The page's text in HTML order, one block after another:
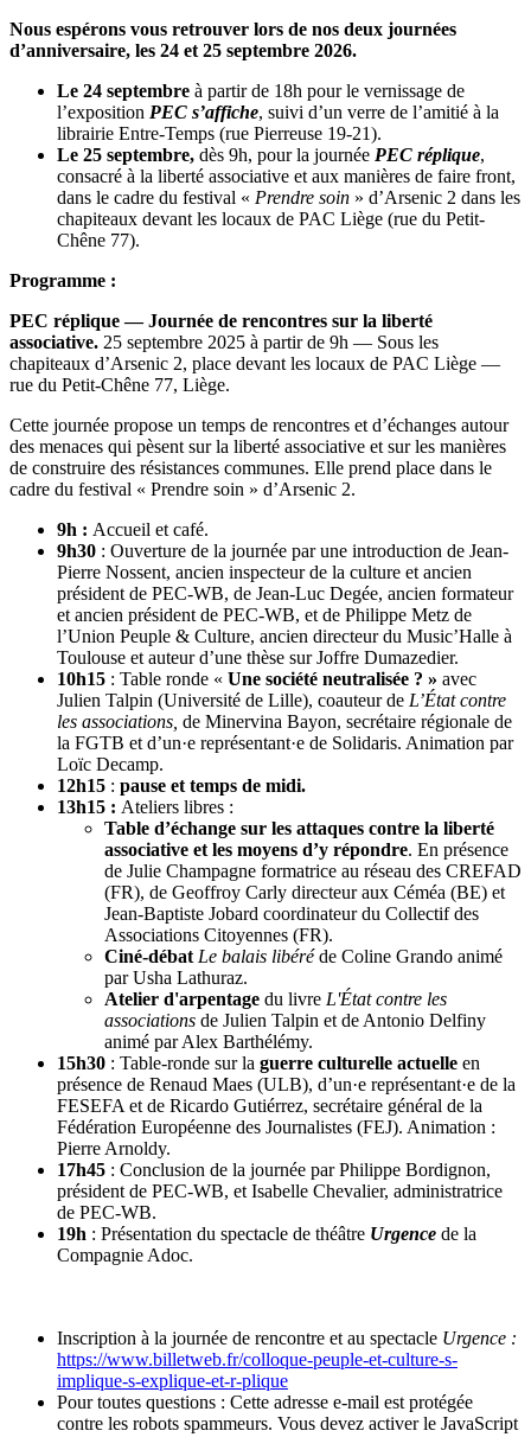
Nous espérons vous retrouver lors de nos deux journées
d’anniversaire, les 24 et 25 septembre 2026.
Le 24 septembre à partir de 18h pour le vernissage de
l’exposition PEC s’affiche, suivi d’un verre de l’amitié à la
librairie Entre-Temps (rue Pierreuse 19-21).
Le 25 septembre, dès 9h, pour la journée PEC réplique,
consacré à la liberté associative et aux manières de faire front,
dans le cadre du festival « Prendre soin » d’Arsenic 2 dans les
chapiteaux devant les locaux de PAC Liège (rue du Petit-
Chêne 77).
Programme :
PEC réplique — Journée de rencontres sur la liberté
associative. 25 septembre 2025 à partir de 9h — Sous les
chapiteaux d’Arsenic 2, place devant les locaux de PAC Liège —
rue du Petit-Chêne 77, Liège.
Cette journée propose un temps de rencontres et d’échanges autour
des menaces qui pèsent sur la liberté associative et sur les manières
de construire des résistances communes. Elle prend place dans le
cadre du festival « Prendre soin » d’Arsenic 2.
9h : Accueil et café.
9h30 : Ouverture de la journée par une introduction de Jean-
Pierre Nossent, ancien inspecteur de la culture et ancien
président de PEC-WB, de Jean-Luc Degée, ancien formateur
et ancien président de PEC-WB, et de Philippe Metz de
l’Union Peuple & Culture, ancien directeur du Music’Halle à
Toulouse et auteur d’une thèse sur Joffre Dumazedier.
10h15 : Table ronde « Une société neutralisée ? » avec
Julien Talpin (Université de Lille), coauteur de L’État contre
les associations, de Minervina Bayon, secrétaire régionale de
la FGTB et d’un·e représentant·e de Solidaris. Animation par
Loïc Decamp.
12h15 : pause et temps de midi.
13h15 : Ateliers libres :
Table d’échange sur les attaques contre la liberté
associative et les moyens d’y répondre. En présence
de Julie Champagne formatrice au réseau des CREFAD
(FR), de Geoffroy Carly directeur aux Céméa (BE) et
Jean-Baptiste Jobard coordinateur du Collectif des
Associations Citoyennes (FR).
Ciné-débat Le balais libéréde Coline Grando animé
par Usha Lathuraz.
Atelier d'arpentage du livre L'État contre les
associations de Julien Talpin et de Antonio Delfiny
animé par Alex Barthélémy.
15h30 : Table-ronde sur la guerre culturelle actuelle en
présence de Renaud Maes (ULB), d’un·e représentant·e de la
FESEFA et de Ricardo Gutiérrez, secrétaire général de la
Fédération Européenne des Journalistes (FEJ). Animation :
Pierre Arnoldy.
17h45 : Conclusion de la journée par Philippe Bordignon,
président de PEC-WB, et Isabelle Chevalier, administratrice
de PEC-WB.
19h : Présentation du spectacle de théâtre Urgence de la
Compagnie Adoc.
Inscription à la journée de rencontre et au spectacle Urgence :
https://www.billetweb.fr/colloque-peuple-et-culture-s-
implique-s-explique-et-r-plique
Pour toutes questions : Cette adresse e-mail est protégée
contre les robots spammeurs. Vous devez activer le JavaScript